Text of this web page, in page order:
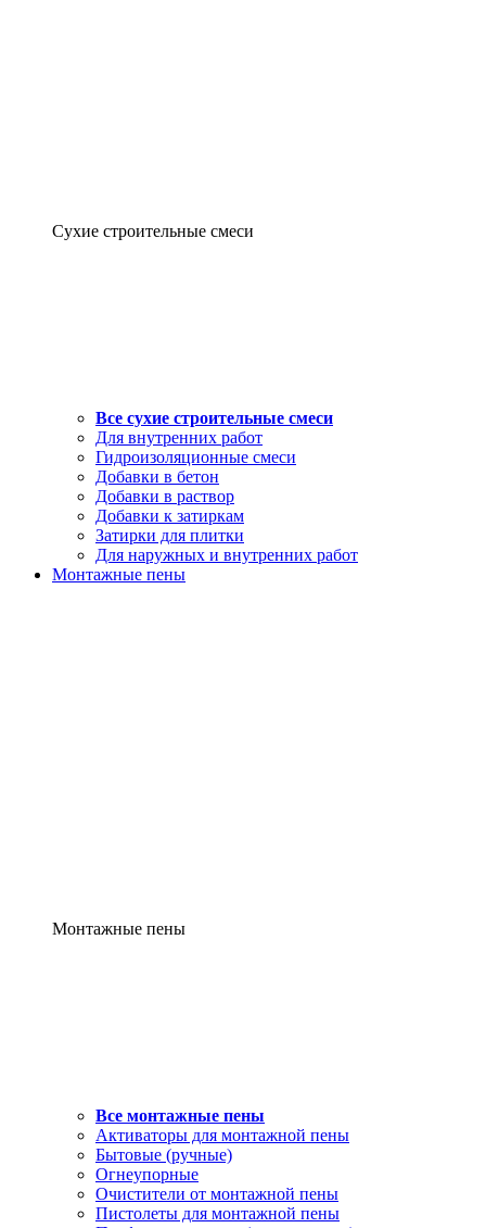
Сухие строительные смеси
Все сухие строительные смеси
Для внутренних работ
Гидроизоляционные смеси
Добавки в бетон
Добавки в раствор
Добавки к затиркам
Затирки для плитки
Для наружных и внутренних работ
Монтажные пены
Монтажные пены
Все монтажные пены
Активаторы для монтажной пены
Бытовые (ручные)
Огнеупорные
Очистители от монтажной пены
Пистолеты для монтажной пены